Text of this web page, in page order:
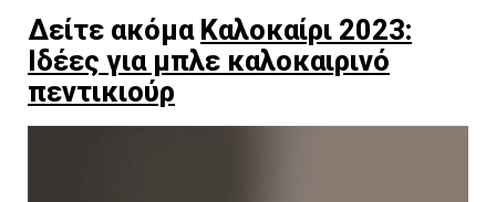
Δείτε ακόμα Καλοκαίρι 2023:
Ιδέες για μπλε καλοκαιρινό
πεντικιούρ